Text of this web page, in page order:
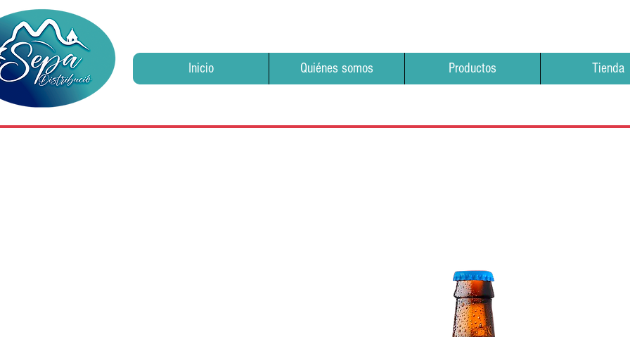
Inicio Quiénes somos Productos Tienda